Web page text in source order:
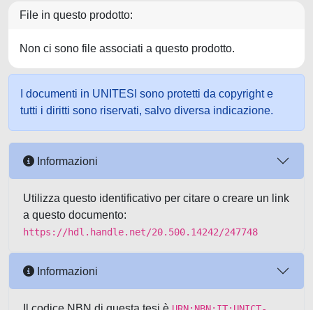
File in questo prodotto:
Non ci sono file associati a questo prodotto.
I documenti in UNITESI sono protetti da copyright e
tutti i diritti sono riservati, salvo diversa indicazione.
Informazioni
Utilizza questo identificativo per citare o creare un link
a questo documento:
https://hdl.handle.net/20.500.14242/247748
Informazioni